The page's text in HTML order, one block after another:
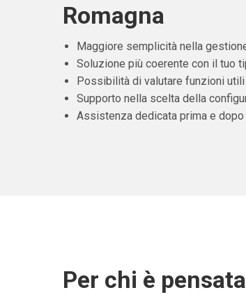
Romagna
Maggiore semplicità nella
Soluzione più coerente con il tuo
Possibilità di valutare funzioni
Supporto nella scelta della
Assistenza dedicata prima e dopo
Per chi è